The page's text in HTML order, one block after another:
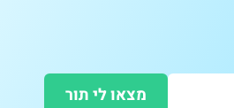
מצאו לי תור